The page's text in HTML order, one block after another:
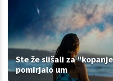
Ste že slišali za
pomirjalo um